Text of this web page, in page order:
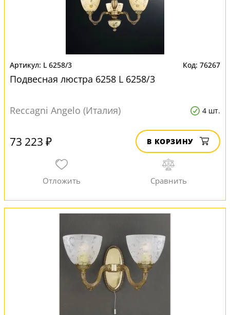
L 6258/3 76267
Подвесная люстра 6258 L 6258/3
Reccagni Angelo (Италия) 4 шт.
73 223 ₽ В КОРЗИНУ